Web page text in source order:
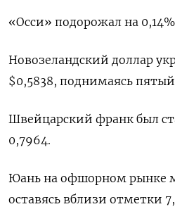
«Осси» подорожал на
Новозеландский доллар
$0,5838, поднимаясь пятый
Швейцарский франк был
0,7964​.
Юань на офшорном рынке
оставясь вблизи отметки